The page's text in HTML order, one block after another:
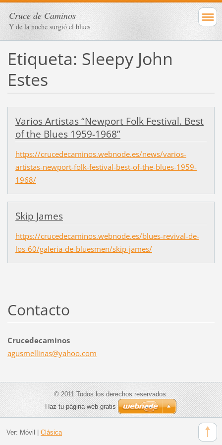
Cruce de Caminos
Y de la noche surgió el blues
Etiqueta: Sleepy John
Estes
Varios Artistas “Newport Folk Festival. Best
of the Blues 1959-1968”
https://crucedecaminos.webnode.es/news/varios-
artistas-newport-folk-festival-best-of-the-blues-1959-
1968/
Skip James
https://crucedecaminos.webnode.es/blues-revival-de-
los-60/galeria-de-bluesmen/skip-james/
Contacto
Crucedecaminos
agusmellinas@yahoo.com
© 2011 Todos los derechos reservados.
Haz tu página web gratis
Ver: Móvil Clásica